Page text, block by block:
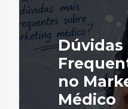
Marketing
Médico
Dúvidas
no
Médico